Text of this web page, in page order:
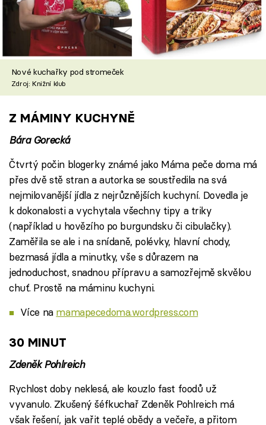
Nové kuchařky pod stromeček
Zdroj: Knižní klub
Z MÁMINY KUCHYNĚ
Bára Gorecká
Čtvrtý počin blogerky známé jako Máma peče doma má
přes dvě stě stran a autorka se soustředila na svá
nejmilovanější jídla z nejrůznějších kuchyní. Dovedla je
k dokonalosti a vychytala všechny tipy a triky
(například u hovězího po burgundsku či cibulačky).
Zaměřila se ale i na snídaně, polévky, hlavní chody,
bezmasá jídla a minutky, vše s důrazem na
jednoduchost, snadnou přípravu a samozřejmě skvělou
chuť. Prostě na máminu kuchyni.
Více na mamapecedoma.wordpress.com
30 MINUT
Zdeněk Pohlreich
Rychlost doby neklesá, ale kouzlo fast foodů už
vyvanulo. Zkušený šéfkuchař Zdeněk Pohlreich má
však řešení, jak vařit teplé obědy a večeře, a přitom